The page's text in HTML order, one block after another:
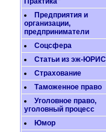
Предприятия и
организации,
предприниматели
Соцсфера
Статьи из эж-
Страхование
Таможенное право
Уголовное право,
уголовный процесс
Юмор